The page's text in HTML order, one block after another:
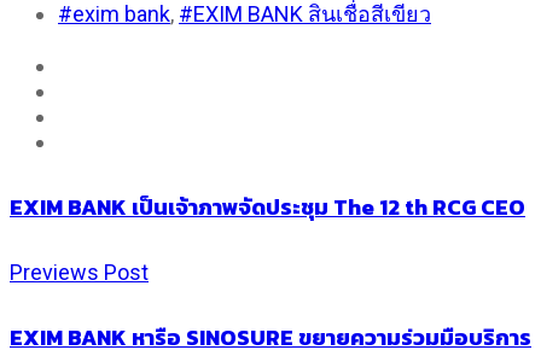
#exim bank, #EXIM BANK สินเชื่อสีเขียว
EXIM BANK เป็นเจ้าภาพจัดประชุม The 12 th RCG CEO
Previews Post
EXIM BANK หารือ SINOSURE ขยายความร่วมมือบริการ